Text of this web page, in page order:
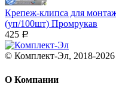
Крепеж-клипса для
(уп/100шт) Промрукав
425 Р
© Комплект-Эл, 2018-2026
О Компании